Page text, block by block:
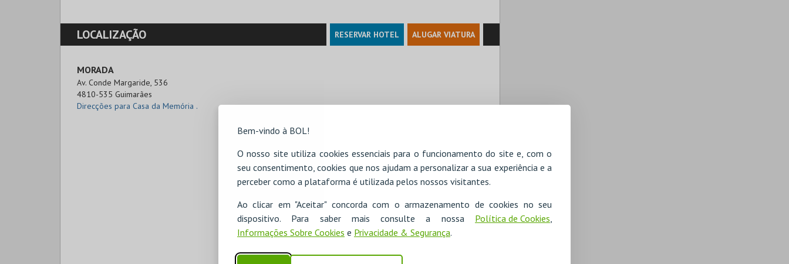
Bem-vindo à BOL!
O nosso site utiliza cookies essenciais para o funcionamento do site e, com o
seu consentimento, cookies que nos ajudam a personalizar a sua experiência e a
perceber como a plataforma é utilizada pelos nossos visitantes.
Ao clicar em "Aceitar" concorda com o armazenamento de cookies no seu
dispositivo. Para saber mais consulte a nossa Política de Cookies
Informações Sobre Cookies e Privacidade & Segurança.
LOCALIZAÇÃO RESERVAR HOTEL ALUGAR VIATURA
MORADA
Av. Conde Margaride, 536
4810-535 Guimarães
Direcções para Casa da Memória .